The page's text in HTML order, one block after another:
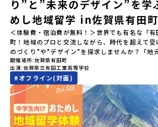
さいね😊▶︎全体説明会のアーカイブはこちら（ア
る）YouTube：https://youtu.be/
si=e5erbspvwz5O8_uF【アーカイブ内容】・お
魅力・メリット・2026年度、日本全国20以上の
安心のサポート体制・質疑応答※各地域の詳細な
下の【STEP2】個別説明会にて紹介しています
ーーーーーーーーーーーーーーーー💡疑問も不安
る！2つのステップ知りたいことに合わせて、2つ
ください！【STEP1】全体オンライン説明会の
いつでも視聴可能です） 〜まずは「おためし地
方へ〜プログラムの全体像や魅力、サポート体制
す。 【STEP2】個別プログラム説明会（☆順次
す）〜「地域別のプログラム」を具体的に知り
り”と”未来のデザイン”を学
めし地域留学 in佐賀県有田町
＜体験費・宿泊費が無料！＞世界でも有名な「
町！地域のプロと交流しながら、時代を超えて受
のづくり”や”デザイン”を探求しませんか？「地
化が気になる。いつか留学してみたい！」「豊か
化、町並みに興味がある！」「ものづくりやきれ
き！」そんな中学生のみなさんにおすすめ！「お
験」は、日本全国約200の高校と連携し、地域の
を送る「地域みらい留学」をプチ体験できるプロ
めてのひとり旅でも安心！現地でもスタッフがし
いたします。今回のフィールドは「佐賀県有田
開催場所 佐賀県有田町
出演 佐賀県立有田工業高等学校
#オフライン(対面)